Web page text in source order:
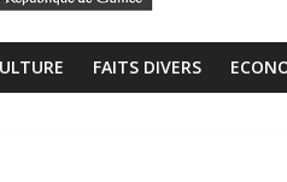
FAITS DIVERS